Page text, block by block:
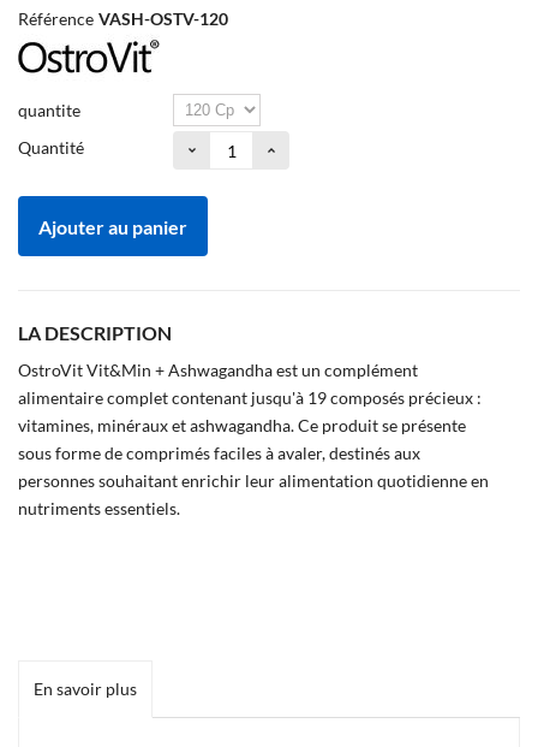
Référence VASH-OSTV-120
quantite
Quantité
Ajouter au panier
LA DESCRIPTION
OstroVit Vit&Min + Ashwagandha est un complément
alimentaire complet contenant jusqu'à 19 composés précieux :
vitamines, minéraux et ashwagandha. Ce produit se présente
sous forme de comprimés faciles à avaler, destinés aux
personnes souhaitant enrichir leur alimentation quotidienne en
nutriments essentiels.
En savoir plus